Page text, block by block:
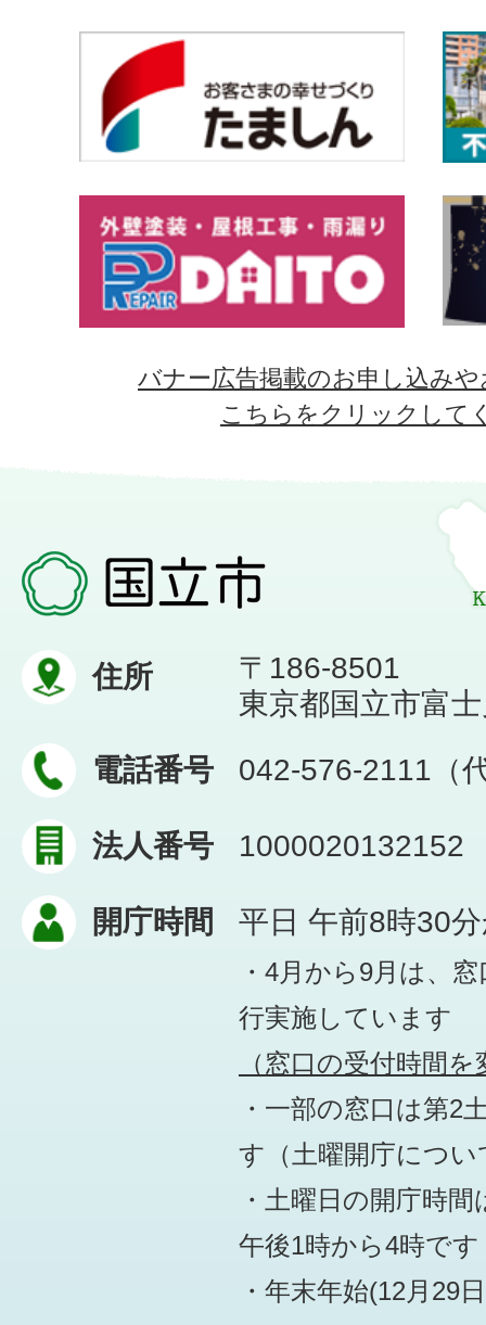
バナー広告掲載のお申し込み
こちらをクリックして
住所
〒186-8501
東京都国立市富
電話番号
042-576-2111（
法人番号 1000020132152
開庁時間 平日 午前8時30
・4月から9月は、
行実施しています
（窓口の受付時間
・一部の窓口は第2
す （土曜開庁につ
・土曜日の開庁時
午後1時から4時です
・年末年始(12月29